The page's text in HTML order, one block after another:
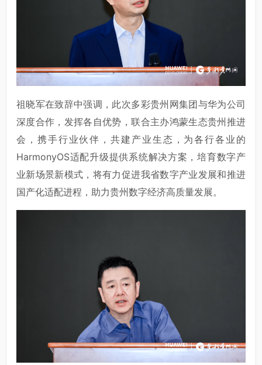
祖晓军在致辞中强调，此次多彩贵州网集团与华为公司
深度合作，发挥各自优势，联合主办鸿蒙生态贵州推进
会，携手行业伙伴，共建产业生态，为各行各业的
HarmonyOS适配升级提供系统解决方案，培育数字产
业新场景新模式，将有力促进我省数字产业发展和推进
国产化适配进程，助力贵州数字经济高质量发展。